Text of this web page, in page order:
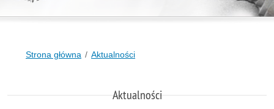
Strona główna Aktualności
Aktualności